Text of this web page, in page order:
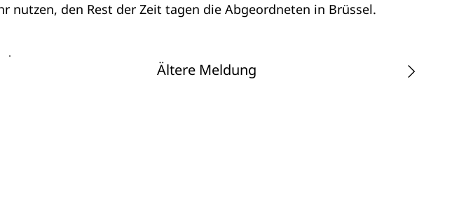
nutzen, den Rest der Zeit tagen die Abgeordneten in Brüssel.
Ältere Meldung